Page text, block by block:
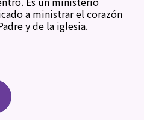
a ministrar el corazón
y de la iglesia.